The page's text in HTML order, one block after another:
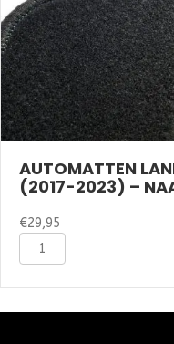
AUTOMATTEN
(2017-2023) –
€29,95
Automatten
Land
V